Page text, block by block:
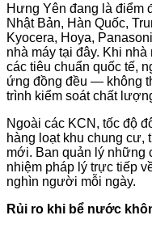
Hưng Yên đang là điểm
Nhật Bản, Hàn Quốc,
Kyocera, Hoya,
nhà máy tại đây. Khi
các tiêu chuẩn quốc tế,
ứng đồng đều — không
trình kiểm soát chất
Ngoài các KCN, tốc độ
hàng loạt khu chung cư,
mới. Ban quản lý những
nhiệm pháp lý trực tiếp
nghìn người mỗi ngày.
Rủi ro khi bể nước